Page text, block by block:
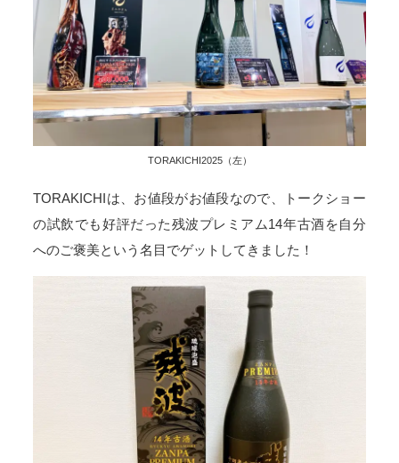
TORAKICHI2025（左）
TORAKICHIは、お値段がお値段なので、トークショー
の試飲でも好評だった残波プレミアム14年古酒を自分
へのご褒美という名目でゲットしてきました！